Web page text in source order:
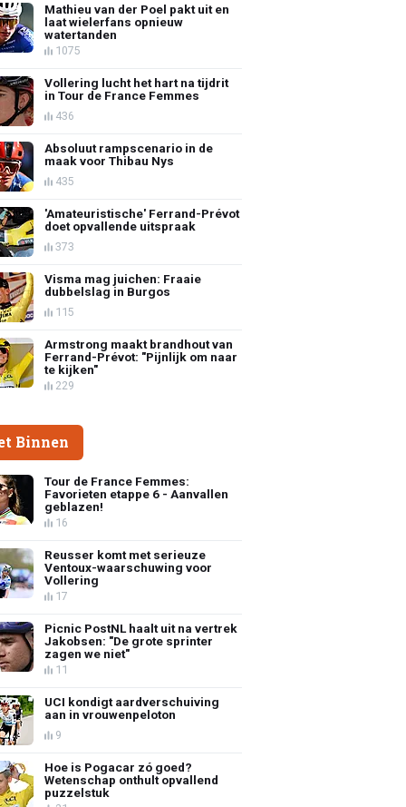
Mathieu van der Poel pakt uit en
laat wielerfans opnieuw
watertanden
1075
Vollering lucht het hart na tijdrit
in Tour de France Femmes
436
Absoluut rampscenario in de
maak voor Thibau Nys
435
'Amateuristische' Ferrand-Prévot
doet opvallende uitspraak
373
Visma mag juichen: Fraaie
dubbelslag in Burgos
115
Armstrong maakt brandhout van
Ferrand-Prévot: "Pijnlijk om naar
te kijken"
229
Binnen
Tour de France Femmes:
Favorieten etappe 6 - Aanvallen
geblazen!
16
Reusser komt met serieuze
Ventoux-waarschuwing voor
Vollering
17
Picnic PostNL haalt uit na vertrek
Jakobsen: "De grote sprinter
zagen we niet"
11
UCI kondigt aardverschuiving
aan in vrouwenpeloton
9
Hoe is Pogacar zó goed?
Wetenschap onthult opvallend
puzzelstuk